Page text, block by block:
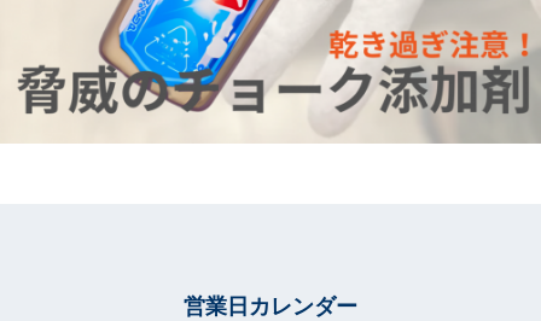
営業日カレンダー